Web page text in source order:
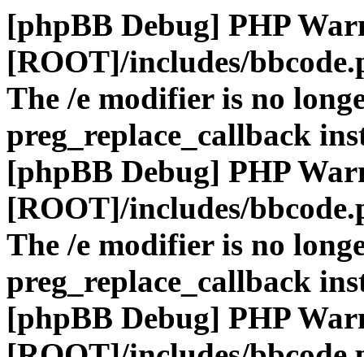
[phpBB Debug] PHP
[ROOT]/includes/
The /e modifier is no
preg_replace_callback
[phpBB Debug] PHP
[ROOT]/includes/
The /e modifier is no
preg_replace_callback
[phpBB Debug] PHP